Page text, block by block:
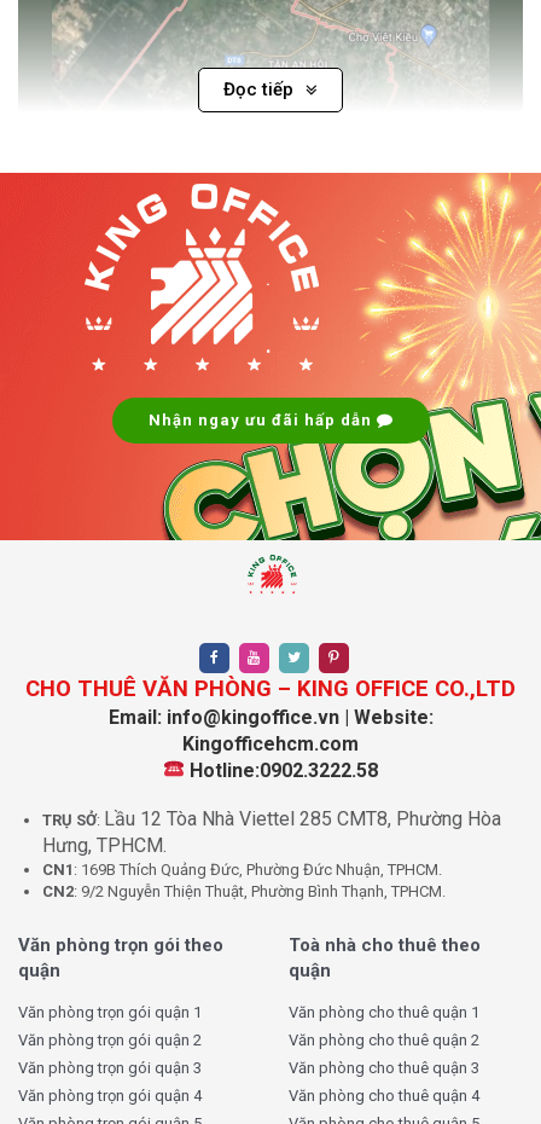
Cho thuê văn phòng xã Tân An Hội giá rẻ ưu đãi
Xã Tân An Hội được sáp nhập bởi các xã nào?
Xã Tân An Hội được sáp nhập bởi các xã xã Phước Hiệp, Tân
An Hội và Thị trấn Củ Chi
Tân An Hội là một trong ba khu vực trọng điểm về hành
chính – thương mại – văn phòng tại Củ Chi hiện nay, cùng
xã Phước HiệpvàThị trấn Củ Chi.
Khu vực này đang được quy hoạch thànhtrung tâm hành
, tập trung nhiều cơ quan quản lý, trung tâm dịch
vụ công và trục thương mại – kinh doanh.
Lợi thế lớn nhờgần Quốc lộ 22, tiếp giáp các khu công
nghiệp lớn như KCN Tân Phú Trung, KCN Tây Bắc Củ Chi.
Địa hình bằng phẳng, giao thông thuận lợi, cơ sở hạ tầng
vụ doanh nghiệp và logistics.
I. Vị trí địa lý và kết nối giao thông
Xã Tân An Hội nằm liền kề Thị trấn Củ Chi, sát các xã
TuyếnQuốc lộ 22 đi qua khu vực, dễ dàng kết nối đến
TP.HCM, Tây Ninh, Long An.
Chỉ mất 10–15 phút để đếnKCN Tân Phú Trung
logistics.
Hệ thống đường nội khu được nâng cấp:
hàng hóa, tiếp cận khách hàng nhanh chóng.
II. Tiềm năng phát triển văn phòng tại
Đọc tiếp
.
.
Nhận ngay ưu đãi hấp dẫn
CHO THUÊ VĂN PHÒNG – KING OFFICE CO.,LTD
Email: info@kingoffice.vn | Website:
Kingofficehcm.com
Hotline:0902.3222.58
TRỤ SỞ: Lầu 12 Tòa Nhà Viettel 285 CMT8, Phường Hòa
Hưng, TPHCM.
CN1 : 169B Thích Quảng Đức, Phường Đức Nhuận, TPHCM.
CN2: 9/2 Nguyễn Thiện Thuật, Phường Bình Thạnh, TPHCM.
Văn phòng trọn gói theo
quận
Văn phòng trọn gói quận 1
Văn phòng trọn gói quận 2
Văn phòng trọn gói quận 3
Văn phòng trọn gói quận 4
Toà nhà cho thuê theo
quận
Văn phòng cho thuê quận 1
Văn phòng cho thuê quận 2
Văn phòng cho thuê quận 3
Văn phòng cho thuê quận 4